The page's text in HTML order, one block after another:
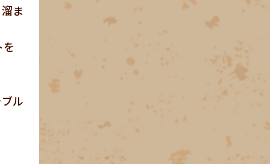
ま
ル